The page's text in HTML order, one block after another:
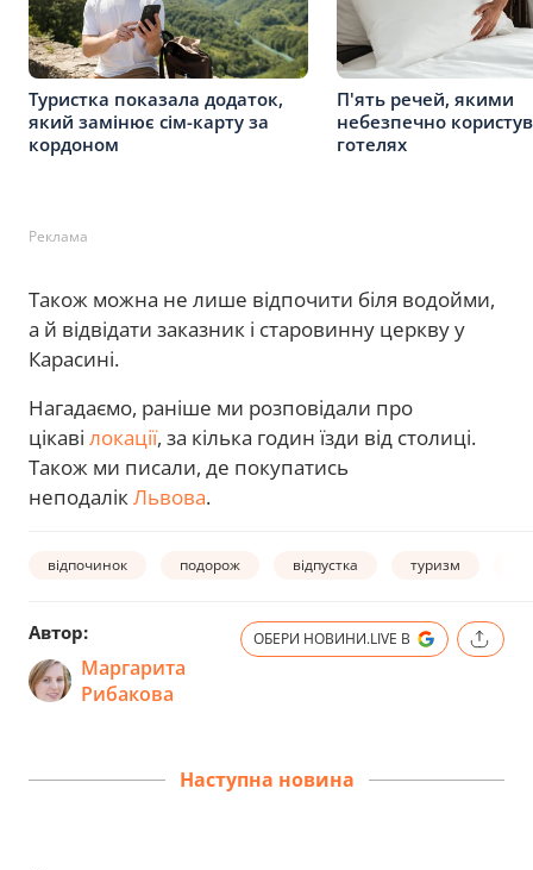
Туристка показала додаток,
який замінює сім-карту за
кордоном
П'ять речей, якими
небезпечно
готелях
Реклама
Також можна не лише відпочити біля водойми,
а й відвідати заказник і старовинну церкву у
Карасині.
Нагадаємо, раніше ми розповідали про
цікаві локації, за кілька годин їзди від столиці.
Також ми писали, де покупатись
неподалікЛьвова.
відпочинок подорож відпустка туризм
Автор:
Маргарита
Рибакова
ОБЕРИ НОВИНИ.LIVE В
Наступна новина